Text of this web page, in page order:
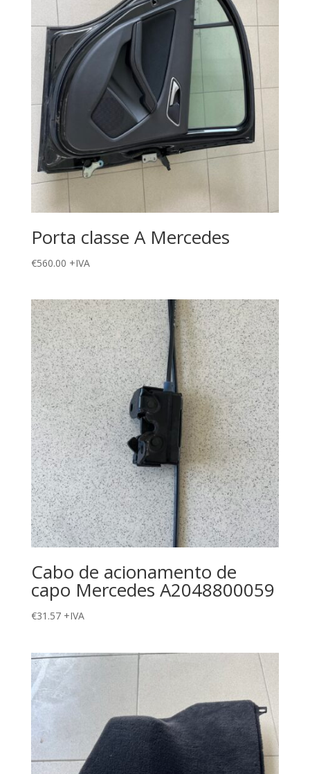
Porta classe A Mercedes
€560.00 +IVA
Cabo de acionamento de
capo Mercedes A2048800059
€31.57 +IVA